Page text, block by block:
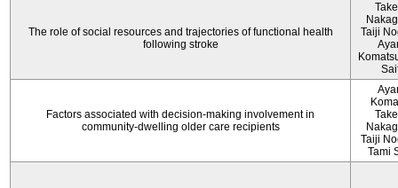
The role of social resources and trajectories of functional health
following stroke
Taiji
Factors associated with decision‐making involvement in
community‐dwelling older care recipients
Taiji
Tami